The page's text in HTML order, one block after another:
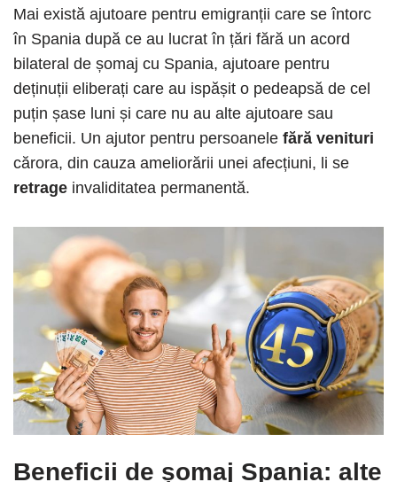
Mai există ajutoare pentru emigranții care se întorc
în Spania după ce au lucrat în țări fără un acord
bilateral de șomaj cu Spania, ajutoare pentru
deținuții eliberați care au ispășit o pedeapsă de cel
puțin șase luni și care nu au alte ajutoare sau
beneficii. Un ajutor pentru persoanele fără venituri
cărora, din cauza ameliorării unei afecțiuni, li se
retrage invaliditatea permanentă.
Beneficii de șomaj Spania: alte